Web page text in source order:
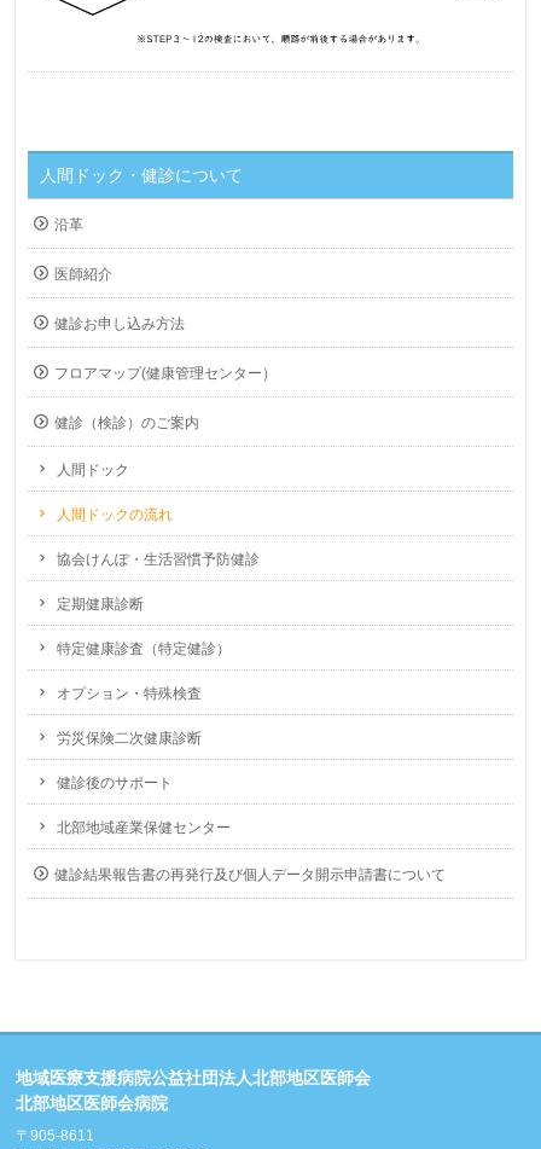
人間ドック・健診について
沿革
医師紹介
健診お申し込み方法
フロアマップ(健康管理センター）
健診（検診）のご案内
人間ドック
人間ドックの流れ
協会けんぽ・生活習慣予防健診
定期健康診断
特定健康診査（特定健診）
オプション・特殊検査
労災保険二次健康診断
健診後のサポート
北部地域産業保健センター
健診結果報告書の再発行及び個人データ開示申請書について
地域医療支援病院公益社団法人北部地区医師会
北部地区医師会病院
〒905-8611